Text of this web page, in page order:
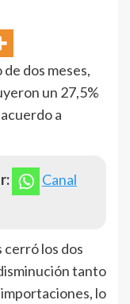
dos meses,
un 27,5%
a
Canal
los dos
tanto
lo